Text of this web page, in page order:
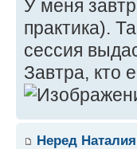
У меня
практика).
сессия
Завтра, кто
Неред Наталия